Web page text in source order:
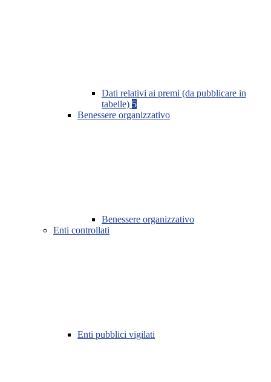
Dati relativi ai premi (da pubblicare in
tabelle) 5
Benessere organizzativo
Benessere organizzativo
Enti controllati
Enti pubblici vigilati